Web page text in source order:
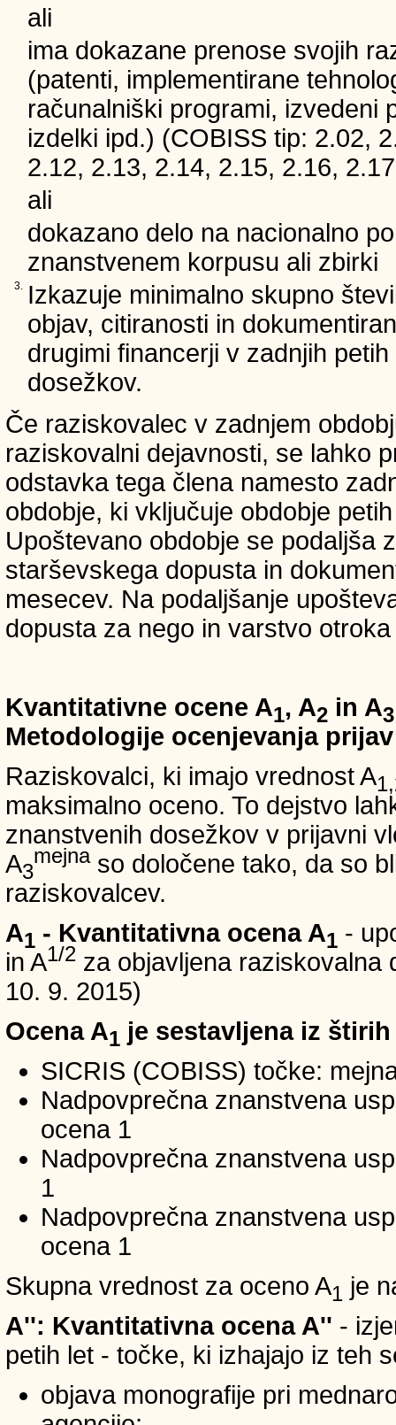
ali
ima dokazane prenose svojih
(patenti, implementirane
računalniški programi, izvedeni
izdelki ipd.) (COBISS tip: 2.02,
2.12, 2.13, 2.14, 2.15, 2.16,
ali
dokazano delo na nacionalno
znanstvenem korpusu ali zbirki
3.
Izkazuje minimalno skupno
objav, citiranosti in
drugimi financerji v zadnjih
dosežkov.
Če raziskovalec v zadnjem
raziskovalni dejavnosti, se lahko
odstavka tega člena namesto
obdobje, ki vključuje obdobje
Upoštevano obdobje se podaljša
starševskega dopusta in
mesecev. Na podaljšanje
dopusta za nego in varstvo
Kvantitativne ocene A1, A2 in A3
Metodologije ocenjevanja
Raziskovalci, ki imajo vrednost A
maksimalno oceno. To dejstvo
znanstvenih dosežkov v prijavni
A3
mejnaso določene tako, da so
raziskovalcev.
A1 - Kvantitativna ocena A1 -
in A1/2 za objavljena raziskovalna
10. 9. 2015)
Ocena A1 je sestavljena iz
SICRIS (COBISS) točke:
Nadpovprečna znanstvena
ocena 1
Nadpovprečna znanstvena
1
Nadpovprečna znanstvena
ocena 1
Skupna vrednost za oceno A1 je
A'': Kvantitativna ocena A'' -
petih let - točke, ki izhajajo iz teh
objava monografije pri